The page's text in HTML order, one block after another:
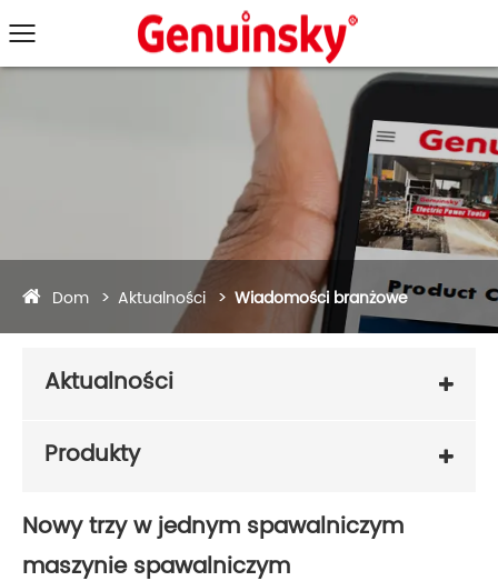
Dom Aktualności Wiadomości branżowe
Aktualności
Produkty
Nowy trzy w jednym spawalniczym
maszynie spawalniczym